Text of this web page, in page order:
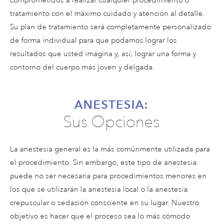
tratamiento con el máximo cuidado y atención al detalle.
Su plan de tratamiento será completamente personalizado
de forma individual para que podamos lograr los
resultados que usted imagina y, así, lograr una forma y
contorno del cuerpo más joven y delgada.
ANESTESIA:
Sus Opciones
La anestesia general es la más comúnmente utilizada para
el procedimiento. Sin embargo, este tipo de anestesia
puede no ser necesaria para procedimientos menores en
los que se utilizarán la anestesia local o la anestesia
crepuscular o sedación consciente en su lugar. Nuestro
objetivo es hacer que el proceso sea lo más cómodo